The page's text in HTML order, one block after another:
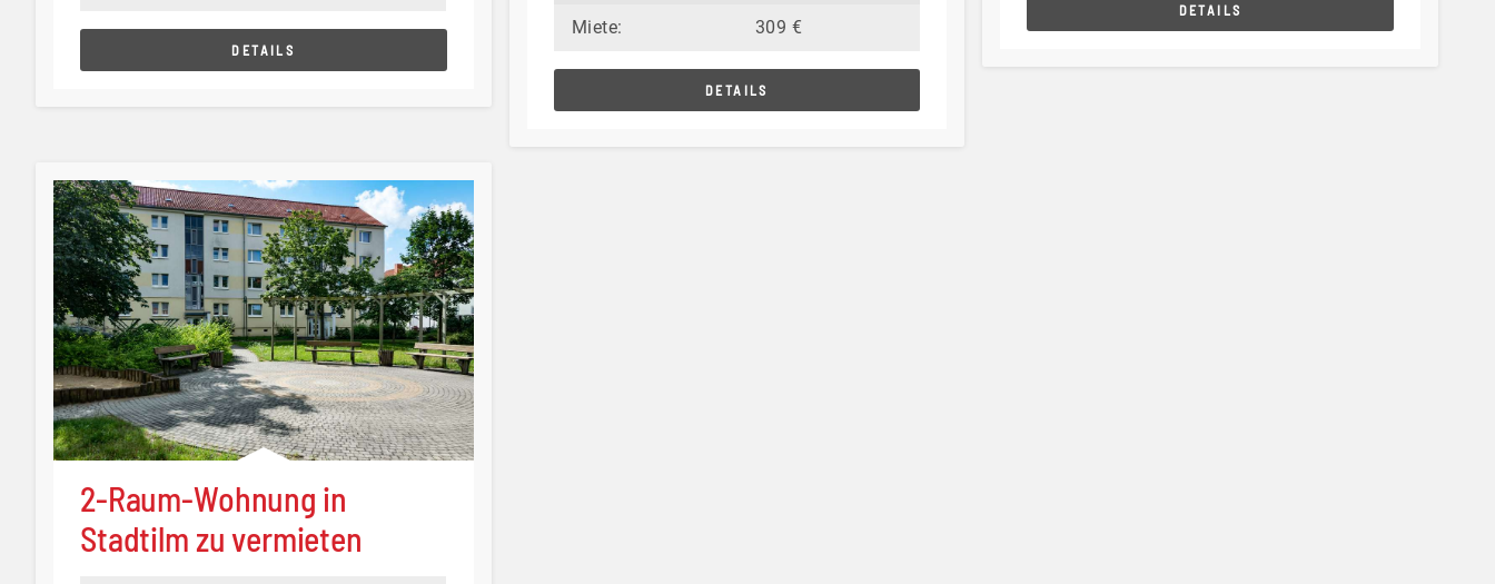
DETAILS
Miete: 309 €
DETAILS
DETAILS
2-Raum-Wohnung in
Stadtilm zu vermieten